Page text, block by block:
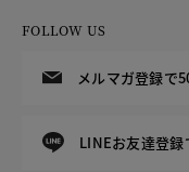
FOLLOW US
メルマガ登録で
LINEお友達登録